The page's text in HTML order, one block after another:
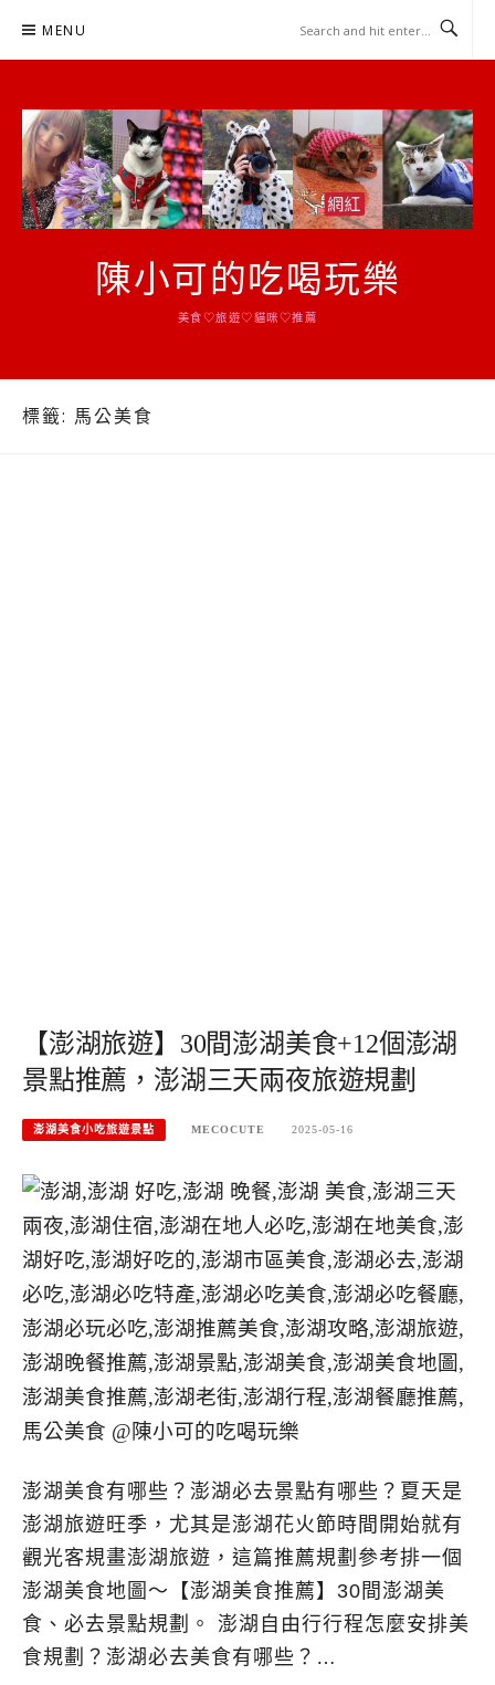
MENU
陳小可的吃喝玩樂
美食♡旅遊♡貓咪♡推薦
標籤: 馬公美食
【澎湖旅遊】30間澎湖美食+12個澎湖
景點推薦，澎湖三天兩夜旅遊規劃
澎湖美食小吃旅遊景點 MECOCUTE 2025-05-16
澎湖美食有哪些？澎湖必去景點有哪些？夏天是
澎湖旅遊旺季，尤其是澎湖花火節時間開始就有
觀光客規畫澎湖旅遊，這篇推薦規劃參考排一個
澎湖美食地圖～【澎湖美食推薦】30間澎湖美
食、必去景點規劃。 澎湖自由行行程怎麼安排美
食規劃？澎湖必去美食有哪些？…